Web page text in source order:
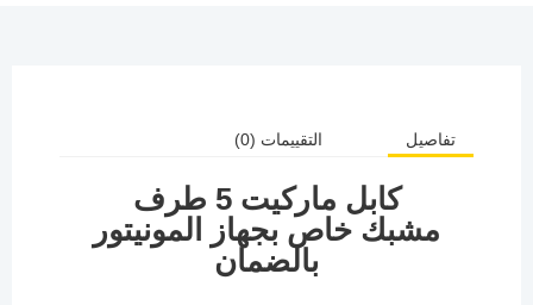
تفاصيل التقييمات (0)
كابل ماركيت 5 طرف
مشبك خاص بجهاز المونيتور
بالضمان